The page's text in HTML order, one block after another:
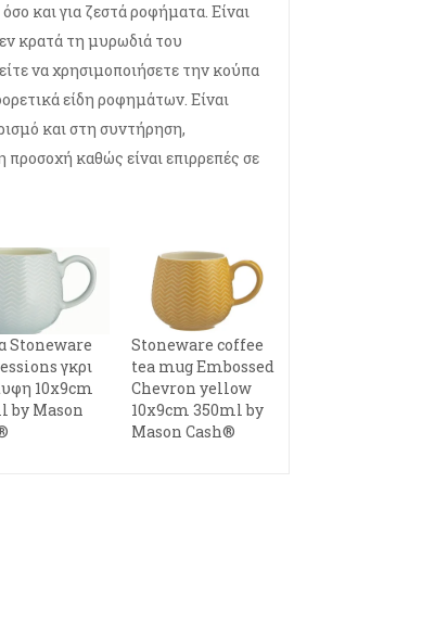
και για ζεστά ροφήματα. Είναι
κρατά τη μυρωδιά του
να χρησιμοποιήσετε την κούπα
είδη ροφημάτων. Είναι
και στη συντήρηση,
προσοχή καθώς είναι επιρρεπές σε
Stoneware
γκρι
10x9cm
by Mason
Stoneware coffee
tea mug Embossed
Chevron yellow
10x9cm 350ml by
Mason Cash®